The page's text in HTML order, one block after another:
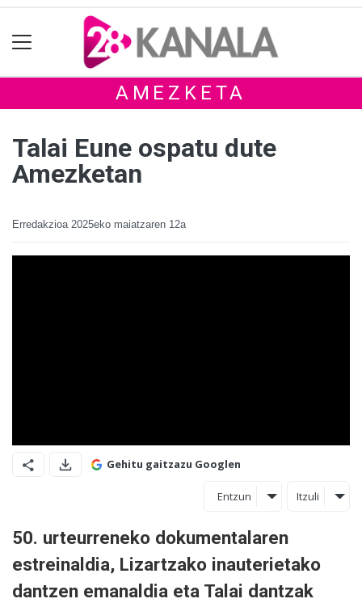
AMEZKETA
Talai Eune ospatu dute
Amezketan
Erredakzioa 2025eko maiatzaren 12a
Gehitu gaitzazu Googlen
Entzun Itzuli
50. urteurreneko dokumentalaren
estreinaldia, Lizartzako inauterietako
dantzen emanaldia eta Talai dantzak